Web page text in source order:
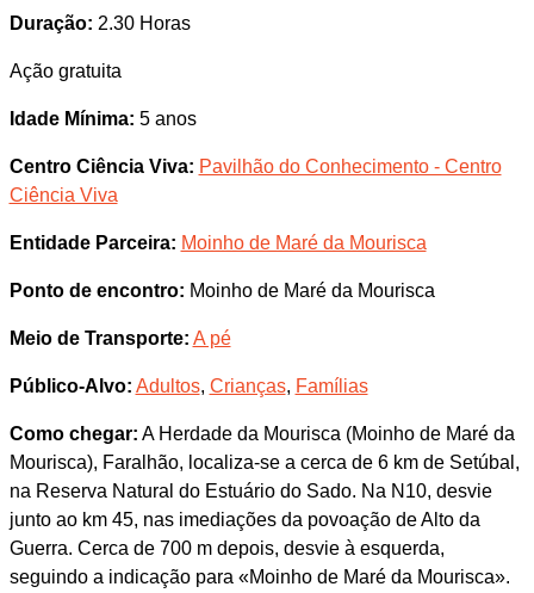
Duração: 2.30 Horas
Ação gratuita
Idade Mínima: 5 anos
Centro Ciência Viva: Pavilhão do Conhecimento - Centro
Ciência Viva
Entidade Parceira: Moinho de Maré da Mourisca
Ponto de encontro: Moinho de Maré da Mourisca
Meio de Transporte: A pé
Público-Alvo: Adultos, Crianças, Famílias
Como chegar: A Herdade da Mourisca (Moinho de Maré da
Mourisca), Faralhão, localiza-se a cerca de 6 km de Setúbal,
na Reserva Natural do Estuário do Sado. Na N10, desvie
junto ao km 45, nas imediações da povoação de Alto da
Guerra. Cerca de 700 m depois, desvie à esquerda,
seguindo a indicação para «Moinho de Maré da Mourisca».